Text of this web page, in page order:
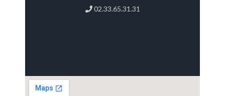
02.33.65.31.31